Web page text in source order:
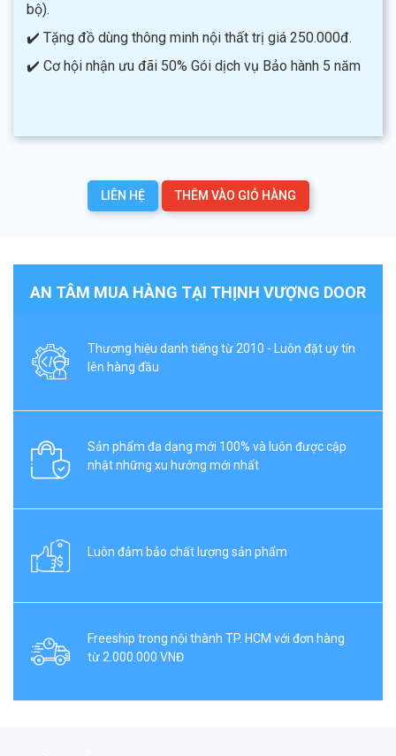
bộ).
✔️ Tặng đồ dùng thông minh nội thất trị giá 250.000đ.
✔️ Cơ hội nhận ưu đãi 50% Gói dịch vụ Bảo hành 5 năm
LIÊN HỆ THÊM VÀO GIỎ HÀNG
AN TÂM MUA HÀNG TẠI THỊNH VƯỢNG DOOR
Thương hiệu danh tiếng từ 2010 - Luôn đặt uy tín
lên hàng đầu
Sản phẩm đa dạng mới 100% và luôn được cập
nhật những xu hướng mới nhất
Luôn đảm bảo chất lượng sản phẩm
Freeship trong nội thành TP. HCM với đơn hàng
từ 2.000.000 VNĐ